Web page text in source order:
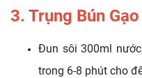
3. Trụng Bún
Đun sôi 300ml
trong 6-8 phút cho